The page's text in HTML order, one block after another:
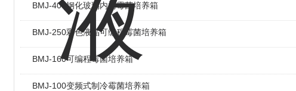
BMJ-400钢化玻璃内门霉菌培养箱
BMJ-250彩色液晶可编程霉菌培养箱
BMJ-160可编程霉菌培养箱
BMJ-100变频式制冷霉菌培养箱